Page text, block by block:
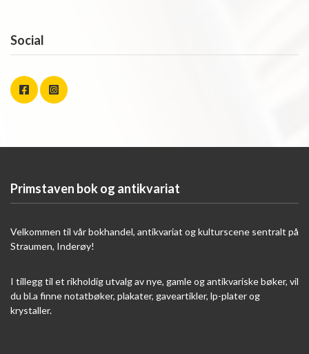
Social
Primstaven bok og antikvariat
Velkommen til vår bokhandel, antikvariat og kulturscene sentralt på
Straumen, Inderøy!
I tillegg til et rikholdig utvalg av nye, gamle og antikvariske bøker, vil
du bl.a finne notatbøker, plakater, gaveartikler, lp-plater og
krystaller.